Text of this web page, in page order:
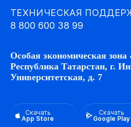
ТЕХНИЧЕСКАЯ
8 800 600 38 99
Особая экономическая
Республика Татарстан, г.
Университетская, д. 7
Скачать
App Store
Скачать
Google Play